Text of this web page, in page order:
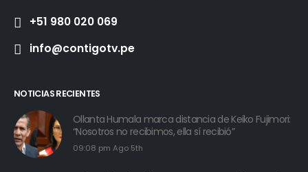
+51 980 020 069
info@contigotv.pe
NOTICIAS RECIENTES
Ollanta Humala marca distancia de Keiko Fujimori:
“Nosotros no recibimos, ella sí recibió”
09:08 pm Ago 5th